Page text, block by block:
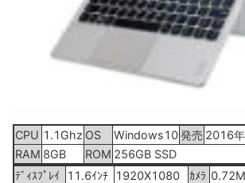
CPU 1.1Ghz OS Windows10発売 2016年
RAM 8GB ROM 256GB SSD
ﾃﾞｨｽﾌﾟﾚｲ
11.6ｲﾝﾁ 1920X1080 ｶﾒﾗ